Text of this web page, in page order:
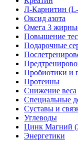
Л-Карнитин
Оксид азота
Омега 3
Повышение
Подарочные
Пробиотики и
Протеины
Снижение веса
Специальные
Суставы и
Углеводы
Цинк Магний
Энергетики